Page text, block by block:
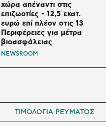
χώρα απέναντι στις
επιζωοτίες - 12,5 εκατ.
ευρώ επί πλέον στις 13
Περιφέρειες για μέτρα
βιοασφάλειας
NEWSROOM
ΤΙΜΟΛΟΓΙΑ ΡΕΥΜΑΤΟΣ